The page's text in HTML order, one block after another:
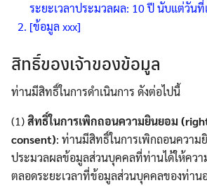
ระยะเวลาประมวลผล: 10 ปี นับแต่วัน
[ข้อมูล xxx]
สิทธิ์ของเจ้าของข้อมูล
ท่านมีสิทธิ์ในการดำเนินการ ดังต่อไปนี้
(1)สิทธิ์ในการเพิกถอนความยินยอม
consent): ท่านมีสิทธิ์ในการเพิกถอนความ
ประมวลผลข้อมูลส่วนบุคคลที่ท่านได้ให้ควา
ตลอดระยะเวลาที่ข้อมูลส่วนบุคคลของท่าน